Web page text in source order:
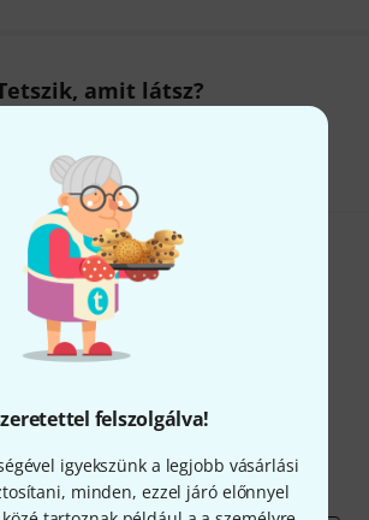
felszolgálva!
igyekszünk a legjobb vásárlási
minden, ezzel járó előnnyel
amit látsz?
angol nyelvű hírlevelére, és kis
a50egyenként
gondolatok
Akciók Thomann